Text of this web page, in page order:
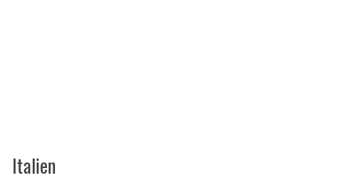
Italien